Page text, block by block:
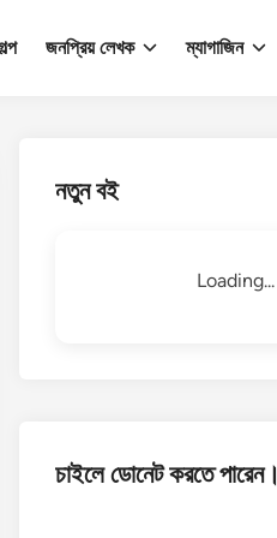
জনপ্রিয় লেখক ম্যাগাজিন
নতুন বই
Loading...
চাইলে ডোনেট করতে পারেন।